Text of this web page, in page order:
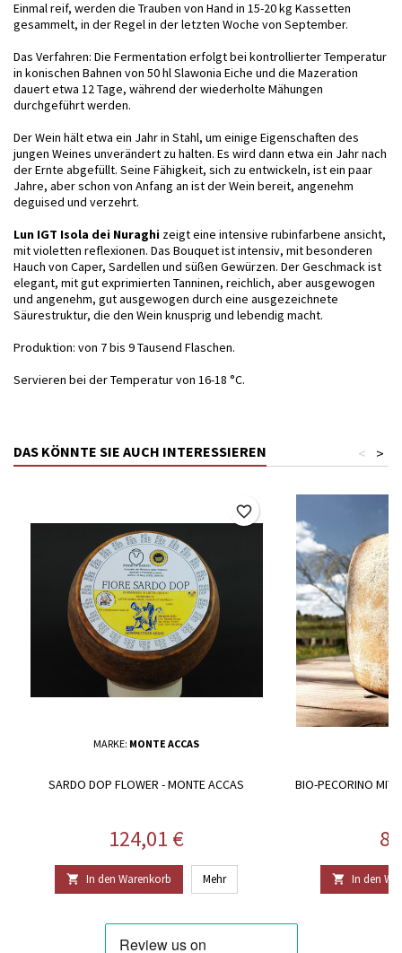
Einmal reif, werden die Trauben von Hand in 15-20 kg Kassetten
gesammelt, in der Regel in der letzten Woche von September.
Das Verfahren: Die Fermentation erfolgt bei kontrollierter Temperatur
in konischen Bahnen von 50 hl Slawonia Eiche und die Mazeration
dauert etwa 12 Tage, während der wiederholte Mähungen
durchgeführt werden.
Der Wein hält etwa ein Jahr in Stahl, um einige Eigenschaften des
jungen Weines unverändert zu halten. Es wird dann etwa ein Jahr nach
der Ernte abgefüllt. Seine Fähigkeit, sich zu entwickeln, ist ein paar
Jahre, aber schon von Anfang an ist der Wein bereit, angenehm
deguised und verzehrt.
Lun IGT Isola dei Nuraghi zeigt eine intensive rubinfarbene ansicht,
mit violetten reflexionen. Das Bouquet ist intensiv, mit besonderen
Hauch von Caper, Sardellen und süßen Gewürzen. Der Geschmack ist
elegant, mit gut exprimierten Tanninen, reichlich, aber ausgewogen
und angenehm, gut ausgewogen durch eine ausgezeichnete
Säurestruktur, die den Wein knusprig und lebendig macht.
Produktion: von 7 bis 9 Tausend Flaschen.
Servieren bei der Temperatur von 16-18 °C.
DAS KÖNNTE SIE AUCH INTERESSIEREN >
<
MARKE: MONTE ACCAS
SARDO DOP FLOWER - MONTE ACCAS
Preis
124,01 €
 In den Warenkorb Mehr
favorite_border
BIO-PECORINO MIT
 In den